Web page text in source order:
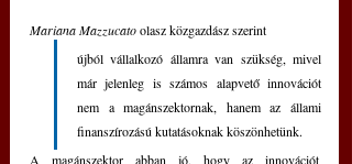
Mariana Mazzucato olasz közgazdász szerint
újból vállalkozó államra van szükség, mivel
már jelenleg is számos alapvető innovációt
nem a magánszektornak, hanem az állami
finanszírozású kutatásoknak köszönhetünk.
A magánszektor abban jó, hogy az innovációt